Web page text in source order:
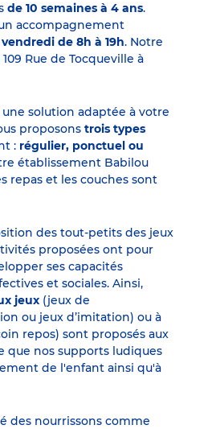
de 10 semaines à 4 ans.
accompagnement
de 8h à 19h. Notre
Rue de Tocqueville à
solution adaptée à votre
proposons trois types
: régulier, ponctuel ou
établissement Babilou
repas et les couches sont
des tout-petits des jeux
proposées ont pour
ses capacités
et sociales. Ainsi,
jeux (jeux de
ou jeux d’imitation) ou à
repos) sont proposés aux
que nos supports ludiques
de l'enfant ainsi qu'à
des nourrissons comme